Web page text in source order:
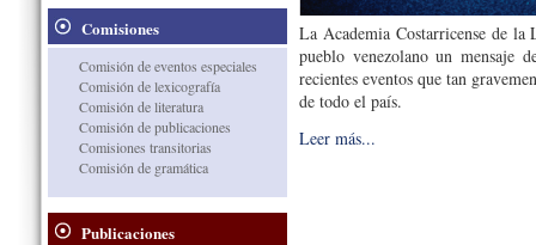
Comisiones
Comisión de eventos especiales
Comisión de lexicografía
Comisión de literatura
Comisión de publicaciones
Comisiones transitorias
Comisión de gramática
Publicaciones
La Academia Costarricense de la
pueblo venezolano un mensaje
recientes eventos que tan
de todo el país.
Leer más...